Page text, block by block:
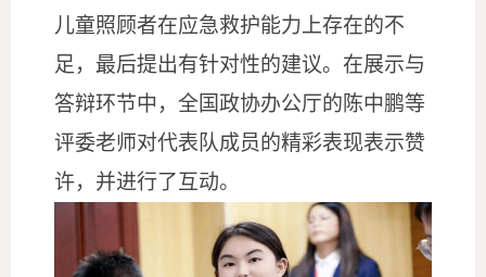
儿童照顾者在应急救护能力上存在的不
足，最后提出有针对性的建议。在展示与
答辩环节中，全国政协办公厅的陈中鹏等
评委老师对代表队成员的精彩表现表示赞
许，并进行了互动。